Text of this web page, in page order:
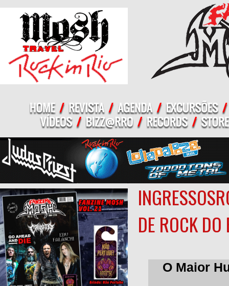
DE ROCK
O Maior